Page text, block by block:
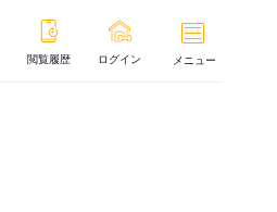
閲覧履歴 ログイン メニュー